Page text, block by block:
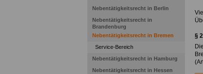
Nebentätigkeitsrecht in Berlin
Nebentätigkeitsrecht in
Brandenburg
Nebentätigkeitsrecht in Bremen
Service-Bereich
Nebentätigkeitsrecht in Hamburg
Nebentätigkeitsrecht in Hessen
§